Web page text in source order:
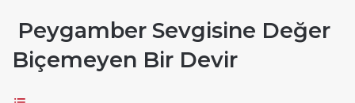
Peygamber Sevgisine Değer
Biçemeyen Bir Devir